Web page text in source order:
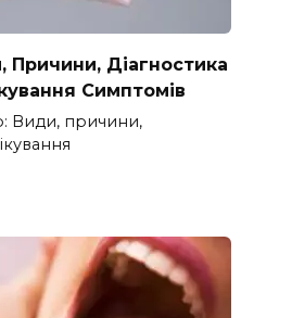
Причини, Діагностика
Симптомів
Види, причини,